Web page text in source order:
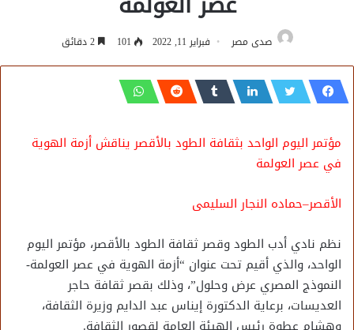
صدى مصر فبراير 11, 2022 101 2 دقائق
مؤتمر اليوم الواحد بثقافة الطود بالأقصر يناقش أزمة الهوية
في عصر العولمة
الأقصر–حماده النجار السليمى
نظم نادي أدب الطود وقصر ثقافة الطود بالأقصر، مؤتمر اليوم
الواحد، والذي أقيم تحت عنوان “أزمة الهوية في عصر العولمة-
النموذج المصري عرض وحلول”، وذلك بقصر ثقافة حاجر
العديسات، برعاية الدكتورة إيناس عبد الدايم وزيرة الثقافة،